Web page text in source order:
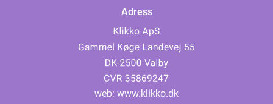
Adress
web: www.klikko.dk